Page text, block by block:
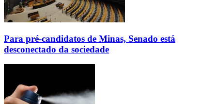
Para pré-candidatos de Minas, Senado está
desconectado da sociedade